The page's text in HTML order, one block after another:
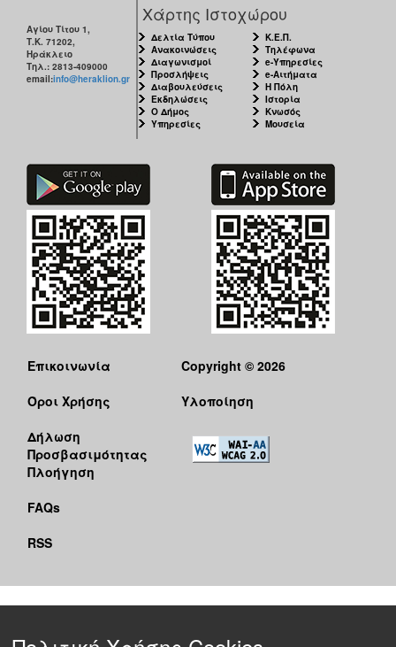
Αγίου Τίτου 1,
Τ.Κ. 71202,
Ηράκλειο
Τηλ.: 2813-409000
email:info@heraklion.gr
Χάρτης Ιστοχώρου
Δελτία Τύπου
Ανακοινώσεις
Διαγωνισμοί
Προσλήψεις
Διαβουλεύσεις
Εκδηλώσεις
Ο Δήμος
Υπηρεσίες
Κ.Ε.Π.
Τηλέφωνα
e-Υπηρεσίες
e-Αιτήματα
Η Πόλη
Ιστορία
Κνωσός
Μουσεία
Επικοινωνία
Όροι Χρήσης
Δήλωση
Προσβασιμότητας
Πλοήγηση
FAQs
RSS
Copyright © 2026
Υλοποίηση